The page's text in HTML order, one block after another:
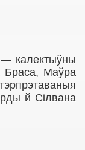
— калектыўны
Браса, Маўра
й Сілвана